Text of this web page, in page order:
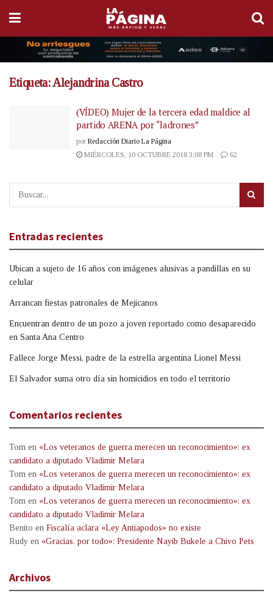
Etiqueta:Alejandrina Castro
(VÍDEO) Mujer de la tercera edad maldice al
partido ARENA por “ladrones”
por Redacción Diario La Página
MIÉRCOLES, 10 OCTUBRE 2018 3:08 PM
62
Entradas recientes
Ubican a sujeto de 16 años con imágenes alusivas a pandillas en su
celular
Arrancan fiestas patronales de Mejicanos
Encuentran dentro de un pozo a joven reportado como desaparecido
en Santa Ana Centro
Fallece Jorge Messi, padre de la estrella argentina Lionel Messi
El Salvador suma otro día sin homicidios en todo el territorio
Comentarios recientes
Tom en «Los veteranos de guerra merecen un reconocimiento»: ex
candidato a diputado Vladimir Melara
Tom en «Los veteranos de guerra merecen un reconocimiento»: ex
candidato a diputado Vladimir Melara
Tom en «Los veteranos de guerra merecen un reconocimiento»: ex
candidato a diputado Vladimir Melara
Benito en Fiscalía aclara «Ley Antiapodos» no existe
Rudy en «Gracias, por todo»: Presidente Nayib Bukele a Chivo Pets
Archivos